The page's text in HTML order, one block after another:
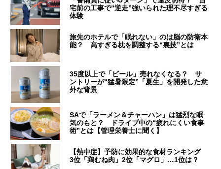
宅前の工事で“逆走”強いられた理不尽すぎる
体験
旅先のホテルで「眠れない」のは脳の防衛本
能？ 高すぎる枕を調整する“裏技”とは
35度以上で「ビール」売れなくなる？ サ
ントリーが“猛暑限定”「夏生」を開発した意
外な背景
SAで「ラーメン＆チャーハン」は猛烈な眠
気のもと？ ドライブ中の“疲れにくい食事
術”とは【管理栄養士に聞く】
【熱中症】予防に効果的な食材ランキング
3位「鶏むね肉」2位「マグロ」…1位は？